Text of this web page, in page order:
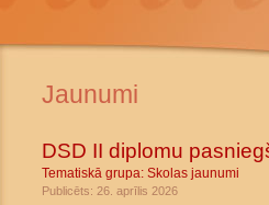
Jaunumi
DSD II diplomu
Tematiskā grupa: Skolas jaunumi
Publicēts: 26. aprīlis 2026